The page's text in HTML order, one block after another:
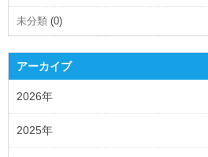
未分類 (0)
アーカイブ
2026年
2025年